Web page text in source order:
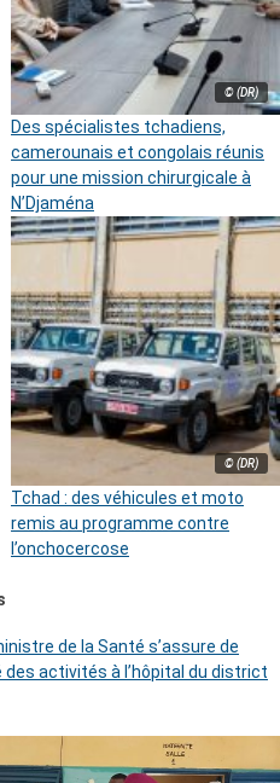
© (DR)
Des spécialistes tchadiens,
camerounais et congolais réunis
pour une mission chirurgicale à
N’Djaména
© (DR)
Tchad : des véhicules et moto
remis au programme contre
l’onchocercose
de la Santé s’assure de
des activités à l’hôpital du district